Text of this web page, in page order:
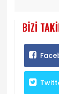
BIZI